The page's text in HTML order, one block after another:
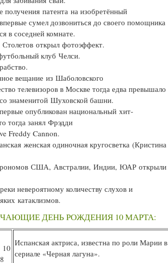
патента на изобретённый
сумел дозвониться до своего помощника
в соседней комнате.
открыл фотоэффект.
клуб Челси.
вещание из Шаболовского
телевизоров в Москве тогда едва превышало
знаменитой Шуховской башни.
опубликован национальный хит-
тогда занял Фрэдди
Freddy Cannon.
женская одиночная кругосветка (Кристина
США, Австралии, Индии, ЮАР открыли
невероятному количеству слухов и
катаклизмов.
ДЕНЬ РОЖДЕНИЯ 10 МАРТА:
10
Испанская актриса, известна по роли Марии в
сериале «Черная лагуна».